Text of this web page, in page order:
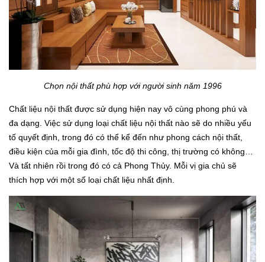
Chọn nội thất phù hợp với người sinh năm 1996
Chất liệu nội thất được sử dụng hiện nay vô cùng phong phú và
đa dạng. Việc sử dụng loại chất liệu nội thất nào sẽ do nhiều yếu
tố quyết định, trong đó có thể kể đến như phong cách nội thất,
điều kiện của mỗi gia đình, tốc độ thi công, thị trường có không…
Và tất nhiên rồi trong đó có cả Phong Thủy. Mỗi vị gia chủ sẽ
thích hợp với một số loại chất liệu nhất định.